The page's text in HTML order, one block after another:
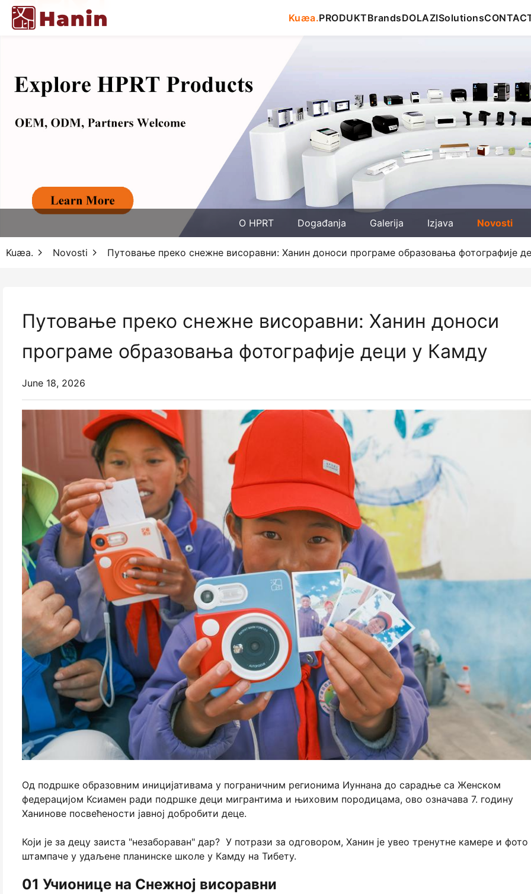
Kuæa.PRODUKTBrandsDOLAZISolutions
O HPRT Događanja Galerija Izjava Novosti
Kuæa. Novosti Путовање преко снежне висоравни: Ханин доноси програме образовања фотографије
Путовање преко снежне висоравни: Ханин доноси
програме образовања фотографије деци у Камду
June 18, 2026
Од подршке образовним иницијативама у пограничним регионима Иуннана до сарадње са Женском
федерацијом Ксиамен ради подршке деци мигрантима и њиховим породицама, ово означава 7. годину
Ханинове посвећености јавној добробити деце.
Који је за децу заиста "незабораван" дар? У потрази за одговором, Ханин је увео тренутне камере и фото
штампаче у удаљене планинске школе у ​​Камду на Тибету.
01 Учионице на Снежној висоравни